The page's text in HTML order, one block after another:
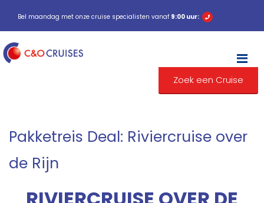
Bel maandag met onze cruise specialisten vanaf 9:00 uur:
Zoek een Cruise
Pakketreis Deal: Riviercruise over
de Rijn